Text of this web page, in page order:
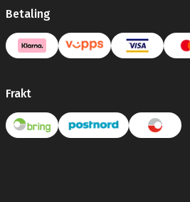
Betaling
Frakt